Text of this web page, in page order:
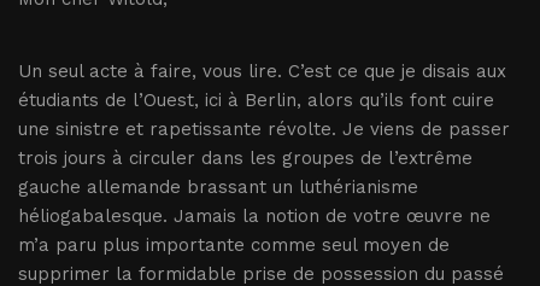
Un seul acte à faire, vous lire. C’est ce que je disais aux
étudiants de l’Ouest, ici à Berlin, alors qu’ils font cuire
une sinistre et rapetissante révolte. Je viens de passer
trois jours à circuler dans les groupes de l’extrême
gauche allemande brassant un luthérianisme
héliogabalesque. Jamais la notion de votre œuvre ne
m’a paru plus importante comme seul moyen de
supprimer la formidable prise de possession du passé